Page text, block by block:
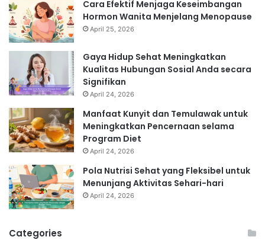
Cara Efektif Menjaga Keseimbangan
Hormon Wanita Menjelang Menopause
April 25, 2026
Gaya Hidup Sehat Meningkatkan
Kualitas Hubungan Sosial Anda secara
Signifikan
April 24, 2026
Manfaat Kunyit dan Temulawak untuk
Meningkatkan Pencernaan selama
Program Diet
April 24, 2026
Pola Nutrisi Sehat yang Fleksibel untuk
Menunjang Aktivitas Sehari-hari
April 24, 2026
Categories